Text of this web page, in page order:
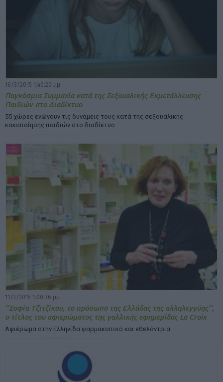
16/3/2015 1:40:20 μμ
Παγκόσμια Συμμαχία κατά της Σεξουαλικής Εκμετάλλευσης
Παιδιών στο Διαδίκτυο
55 χώρες ενώνουν τις δυνάμεις τους κατά της σεξουαλικής
κακοποίησης παιδιών στο διαδίκτυο
11/3/2015 1:00:36 μμ
''Σοφία Τζιτζίκου, το πρόσωπο της Ελλάδας της αλληλεγγύης'',
ο τίτλος του αφιερώματος της γαλλικής εφημερίδας La Croix
Αφιέρωμα στην Ελληνίδα φαρμακοποιό και εθελόντρια